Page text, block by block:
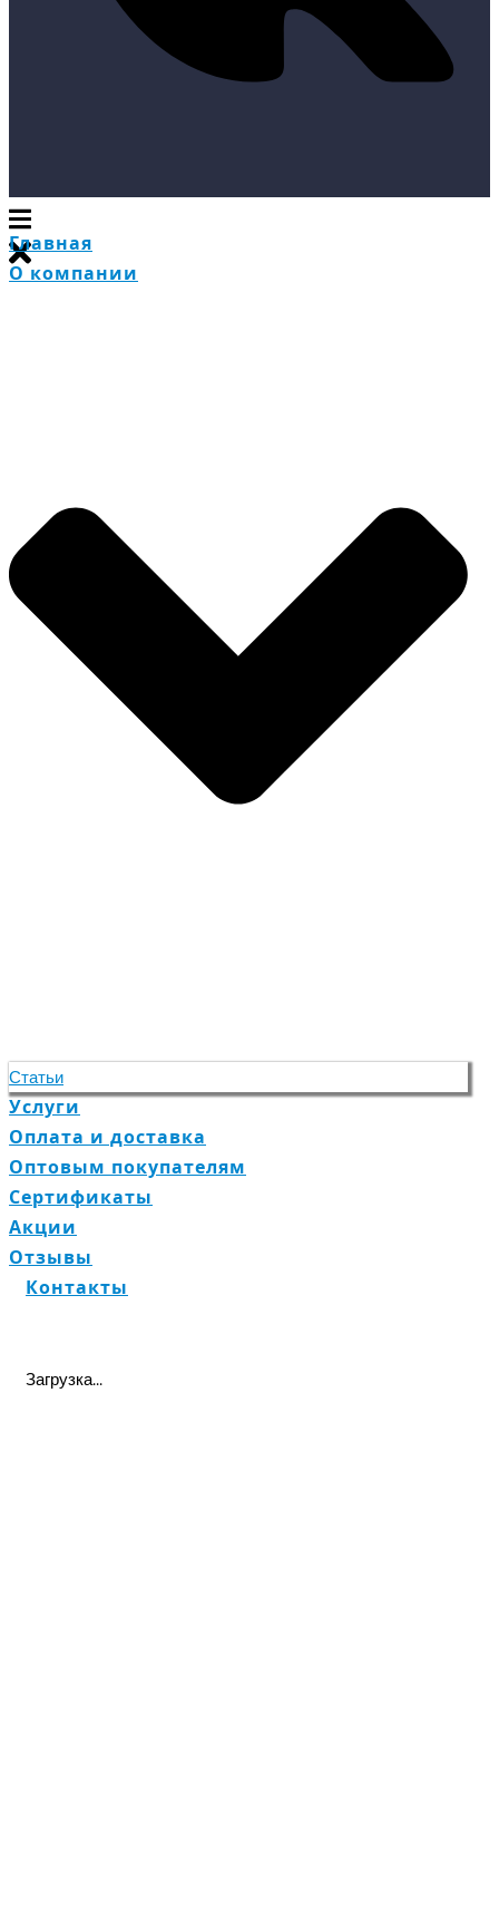
Главная
О компании
Статьи
Услуги
Оплата и доставка
Оптовым покупателям
Сертификаты
Акции
Отзывы
Контакты
Загрузка...